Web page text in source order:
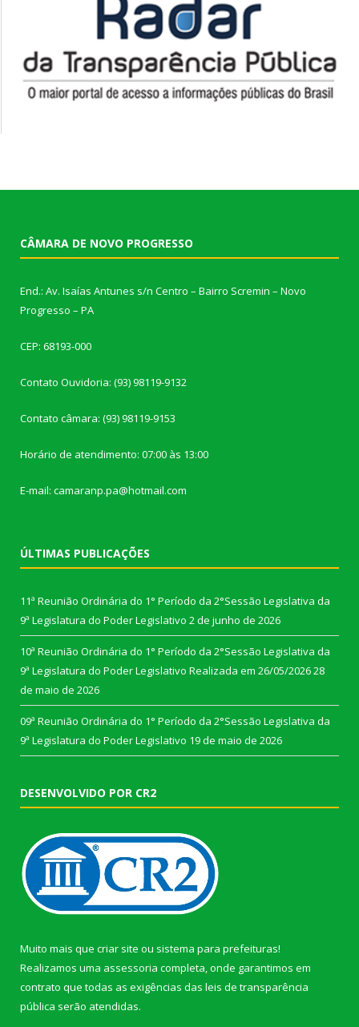
CÂMARA DE NOVO PROGRESSO
End.: Av. Isaías Antunes s/n Centro – Bairro Scremin – Novo
Progresso – PA
CEP: 68193-000
Contato Ouvidoria: (93) 98119-9132
Contato câmara: (93) 98119-9153
Horário de atendimento: 07:00 às 13:00
E-mail: camaranp.pa@hotmail.com
ÚLTIMAS PUBLICAÇÕES
11ª Reunião Ordinária do 1° Período da 2°Sessão Legislativa da
9ª Legislatura do Poder Legislativo 2 de junho de 2026
10ª Reunião Ordinária do 1° Período da 2°Sessão Legislativa da
9ª Legislatura do Poder Legislativo Realizada em 26/05/202628
de maio de 2026
09ª Reunião Ordinária do 1° Período da 2°Sessão Legislativa da
9ª Legislatura do Poder Legislativo 19 de maio de 2026
DESENVOLVIDO POR CR2
Muito mais que criar site ou sistema para prefeituras!
Realizamos uma assessoria completa, onde garantimos em
contrato que todas as exigências das leis de transparência
pública serão atendidas.